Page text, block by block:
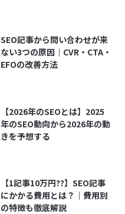
SEO記事から問い合わせが来
ない3つの原因｜CVR・CTA・
EFOの改善方法
【2026年のSEOとは】2025
年のSEO動向から2026年の動
きを予想する
【1記事10万円??】SEO記事
にかかる費用とは？｜費用別
の特徴も徹底解説